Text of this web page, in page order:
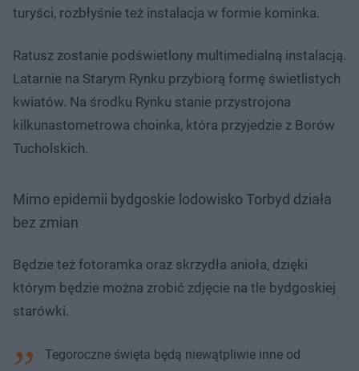
turyści, rozbłyśnie też instalacja w formie kominka.
Ratusz zostanie podświetlony multimedialną instalacją.
Latarnie na Starym Rynku przybiorą formę świetlistych
kwiatów. Na środku Rynku stanie przystrojona
kilkunastometrowa choinka, która przyjedzie z Borów
Tucholskich.
Mimo epidemii bydgoskie lodowisko Torbyd działa
bez zmian
Będzie też fotoramka oraz skrzydła anioła, dzięki
którym będzie można zrobić zdjęcie na tle bydgoskiej
starówki.
Tegoroczne święta będą niewątpliwie inne od